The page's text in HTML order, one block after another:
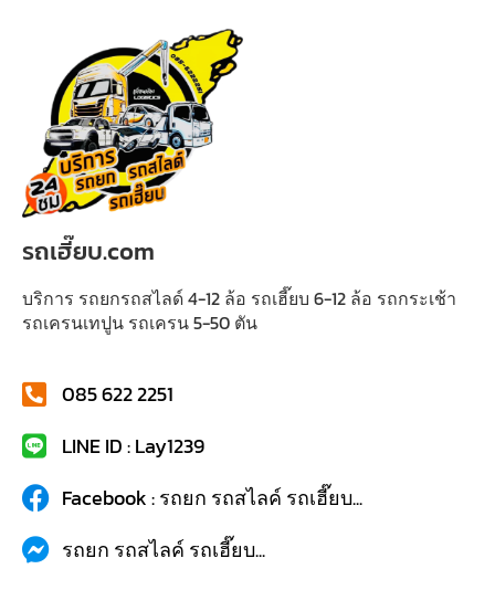
รถเฮี๊ยบ.com
บริการ รถยกรถสไลด์ 4-12 ล้อ รถเฮี๊ยบ 6-12 ล้อ รถกระเช้า
รถเครนเทปูน รถเครน 5-50 ตัน
085 622 2251
LINE ID : Lay1239
Facebook : รถยก รถสไลค์ รถเฮี๊ยบ...
รถยก รถสไลค์ รถเฮี๊ยบ...